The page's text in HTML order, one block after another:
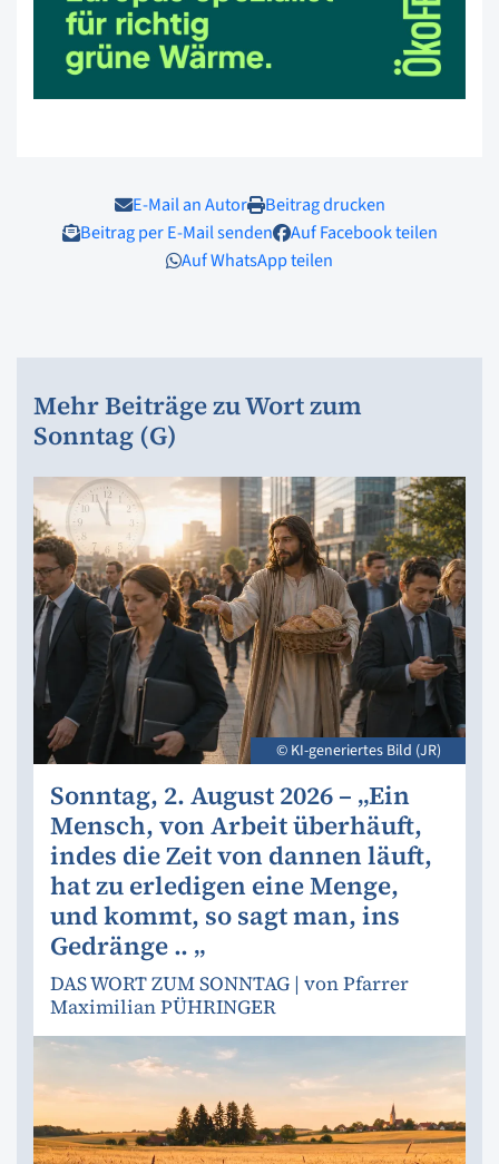
E-Mail an Autor
Beitrag drucken
Beitrag per E-Mail senden
Auf Facebook teilen
Auf WhatsApp teilen
Mehr Beiträge zu Wort zum
Sonntag (G)
© KI-generiertes Bild (JR)
Sonntag, 2. August 2026 – „Ein
Mensch, von Arbeit überhäuft,
indes die Zeit von dannen läuft,
hat zu erledigen eine Menge,
und kommt, so sagt man, ins
Gedränge .. „
DAS WORT ZUM SONNTAG | von Pfarrer
Maximilian PÜHRINGER